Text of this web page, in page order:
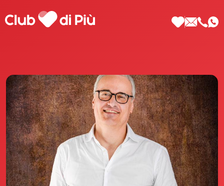
Scopri Club di Più
Le testimonianze Club di Più
La fondatrice Valeria Pilla
Annunci Donne